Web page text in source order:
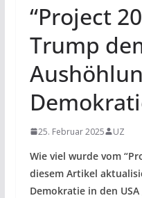
“Project
Trump
25. Februar 2025 UZ
Wie viel wurde vom
diesem Artikel
Demokratie in den